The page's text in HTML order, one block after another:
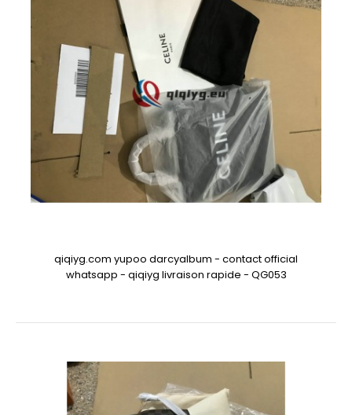
qiqiyg.com yupoo darcyalbum - contact official
whatsapp - qiqiyg livraison rapide - QG053